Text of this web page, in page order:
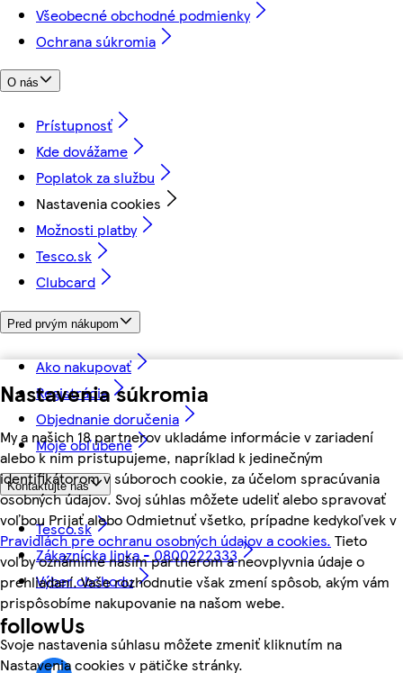
Nastavenia súkromia
My a našich 18 partnerov ukladáme informácie v zariadení
alebo k nim pristupujeme, napríklad k jedinečným
identifikátorom v súboroch cookie, za účelom spracúvania
osobných údajov. Svoj súhlas môžete udeliť alebo spravovať
voľbou Prijať alebo Odmietnuť všetko, prípadne kedykoľvek v
Pravidlách pre ochranu osobných údajov a cookies. Tieto
voľby oznámime našim partnerom a neovplyvnia údaje o
prehliadaní. Vaše rozhodnutie však zmení spôsob, akým vám
prispôsobíme nakupovanie na našom webe.
Svoje nastavenia súhlasu môžete zmeniť kliknutím na
Nastavenia cookies v pätičke stránky.
Všeobecné obchodné podmienky
Ochrana súkromia
O nás
Prístupnosť
Kde dovážame
Poplatok za službu
Nastavenia cookies
Možnosti platby
Tesco.sk
Clubcard
Pred prvým nákupom
Ako nakupovať
Registrácia
Objednanie doručenia
Moje obľúbené
Kontaktujte nás
Tesco.sk
Zákaznícka linka - 0800222333
Výber obchodu
followUs